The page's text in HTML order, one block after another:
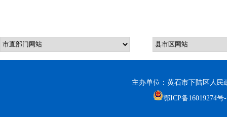
主办单位：黄石市下陆区人
鄂ICP备16019274号